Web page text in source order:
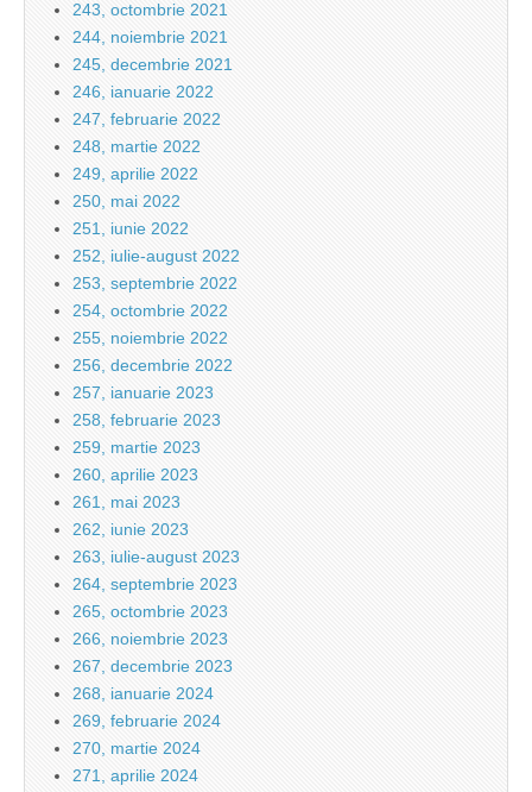
243, octombrie 2021
244, noiembrie 2021
245, decembrie 2021
246, ianuarie 2022
247, februarie 2022
248, martie 2022
249, aprilie 2022
250, mai 2022
251, iunie 2022
252, iulie-august 2022
253, septembrie 2022
254, octombrie 2022
255, noiembrie 2022
256, decembrie 2022
257, ianuarie 2023
258, februarie 2023
259, martie 2023
260, aprilie 2023
261, mai 2023
262, iunie 2023
263, iulie-august 2023
264, septembrie 2023
265, octombrie 2023
266, noiembrie 2023
267, decembrie 2023
268, ianuarie 2024
269, februarie 2024
270, martie 2024
271, aprilie 2024